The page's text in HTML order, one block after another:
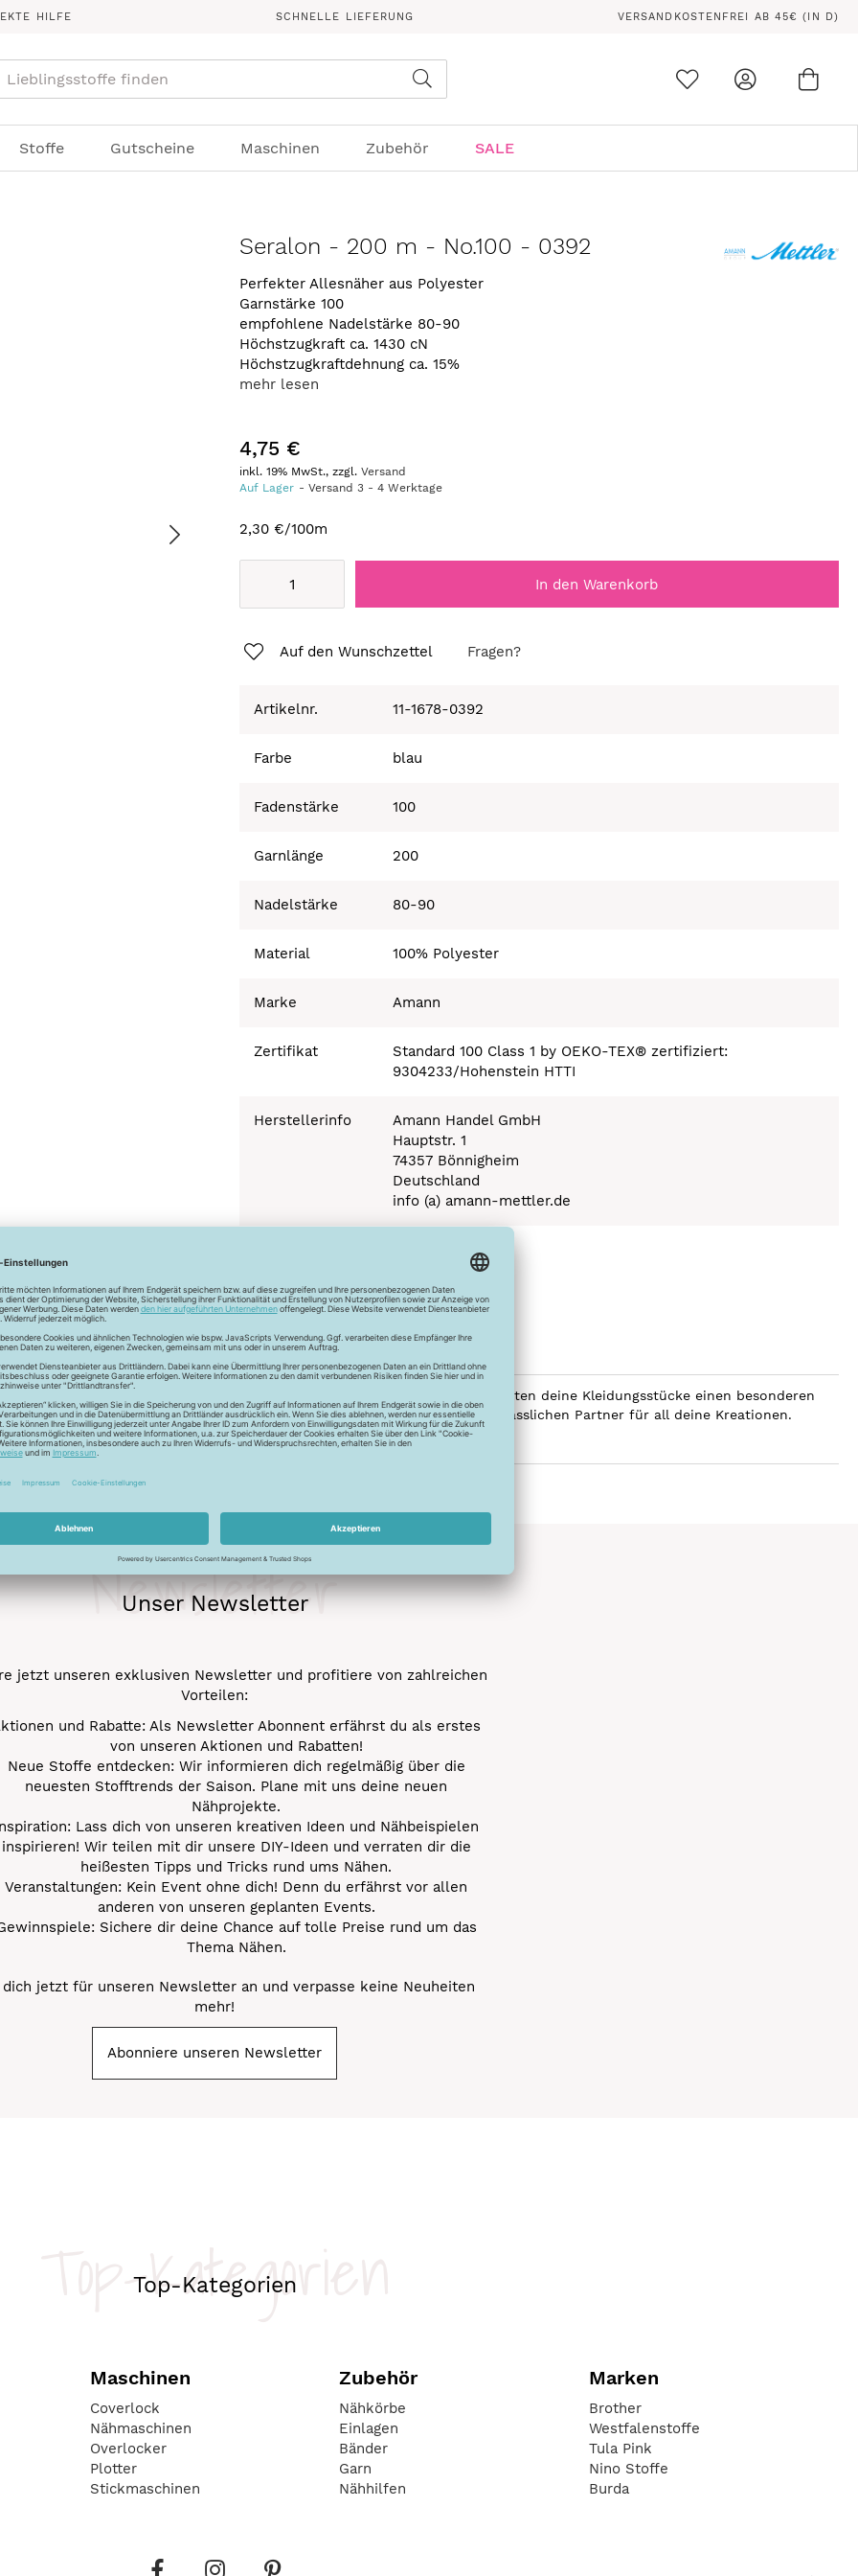
HILFE SCHNELLE LIEFERUNG VERSANDKOSTENFREI AB 45€ (IN D)
Stoffe Gutscheine Maschinen Zubehör SALE
Seralon - 200 m - No.100 - 0392
Perfekter Allesnäher aus Polyester
Garnstärke 100
empfohlene Nadelstärke 80-90
Höchstzugkraft ca. 1430 cN
Höchstzugkraftdehnung ca. 15%
mehr lesen
4,75 €
inkl. 19% MwSt., zzgl.Versand
Auf Lager
Versand3 -4 Werktage
2,30 €/100m
In den Warenkorb
Auf den Wunschzettel Fragen?
Artikelnr. 11-1678-0392
Farbe blau
Fadenstärke 100
Garnlänge 200
Nadelstärke 80-90
Material 100% Polyester
Marke Amann
Zertifikat
Standard 100 Class 1 by OEKO-TEX® zertifiziert:
9304233/Hohenstein HTTI
Herstellerinfo
Amann Handel GmbH
Hauptstr. 1
74357 Bönnigheim
Deutschland
info (a) amann-mettler.de
Seide - Kleider machen Leute. Mit dem Universalfaden SERALON erhalten deine Kleidungsstücke einen besonderen
und die idealen Gleiteigenschaftten machen den Allesnäher zum verlässlichen Partner für all deine Kreationen.
werden.
Unser Newsletter
Newsletter
jetzt unseren exklusiven Newsletter und profitiere von zahlreichen
Vorteilen:
und Rabatte: Als Newsletter Abonnent erfährst du als erstes
von unseren Aktionen und Rabatten!
Neue Stoffe entdecken: Wir informieren dich regelmäßig über die
neuesten Stofftrends der Saison. Plane mit uns deine neuen
Nähprojekte.
Lass dich von unseren kreativen Ideen und Nähbeispielen
inspirieren! Wir teilen mit dir unsere DIY-Ideen und verraten dir die
heißesten Tipps und Tricks rund ums Nähen.
Veranstaltungen: Kein Event ohne dich! Denn du erfährst vor allen
anderen von unseren geplanten Events.
Sichere dir deine Chance auf tolle Preise rund um das
Thema Nähen.
dich jetzt für unseren Newsletter an und verpasse keine Neuheiten
mehr!
Abonniere unseren Newsletter
Top-Kategorien
Top-Kategorien
Maschinen
Coverlock
Nähmaschinen
Overlocker
Plotter
Stickmaschinen
Zubehör
Nähkörbe
Einlagen
Bänder
Garn
Nähhilfen
Marken
Brother
Westfalenstoffe
Tula Pink
Nino Stoffe
Burda